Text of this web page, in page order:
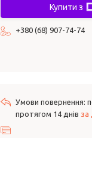
Купити з
+380 (68) 907-74-74
протягом 14 днів за